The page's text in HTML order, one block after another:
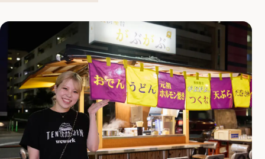
組合長を取材しました。 ...